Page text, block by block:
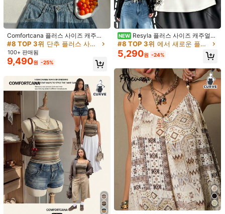
배송지 South Korea
무료 배송
예상 배송:2-5 영업일
무료 반품
안전한 결제 · 개인정보 보호
SHEIN에서 판매됨
4.90 (21) 더 보기
작은
정사이즈
100%
라지
0%
모든 상황 적합(1) 무향(1) 화려함/좋음(1) 사용 편의성(2)
G***e 색: 화이트 / 사이즈: 1XL
Stretchableandfitted. Quitecropped
Comfortcana 플러스 사이즈 캐주얼
휴가 블루 & 화이트 체크 러플 헴 캐미
솔
#8 TOP 3위 단추 플러스 사이즈 탱크 탑 & 카미스
100+ 판매됨
9,490원 -25%
NEW Resyla 플러스 사이즈 캐주얼
다용도 솔리드 컬러 탱크탑
#8 TOP 3위 에서 새로운 플러스 사이즈 탱크 탑 & 카미스
5,290원 -24%